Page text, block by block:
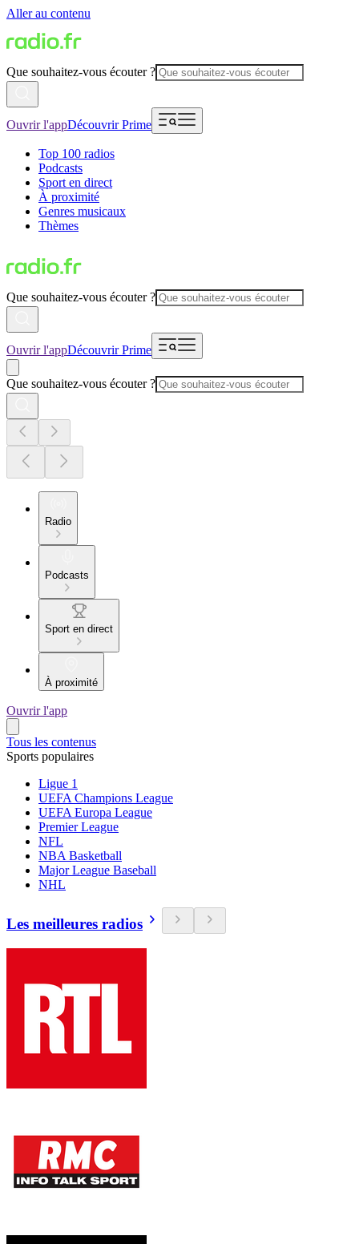
Aller au contenu
Que souhaitez-vous écouter ?
Ouvrir l'appDécouvrir Prime
Top 100 radios
Podcasts
Sport en direct
À proximité
Genres musicaux
Thèmes
Que souhaitez-vous écouter ?
Ouvrir l'appDécouvrir Prime
Que souhaitez-vous écouter ?
Radio
Podcasts
Sport en direct
À proximité
Ouvrir l'app
Tous les contenus
Sports populaires
Ligue 1
UEFA Champions League
UEFA Europa League
Premier League
NFL
NBA Basketball
Major League Baseball
NHL
Les meilleures radios